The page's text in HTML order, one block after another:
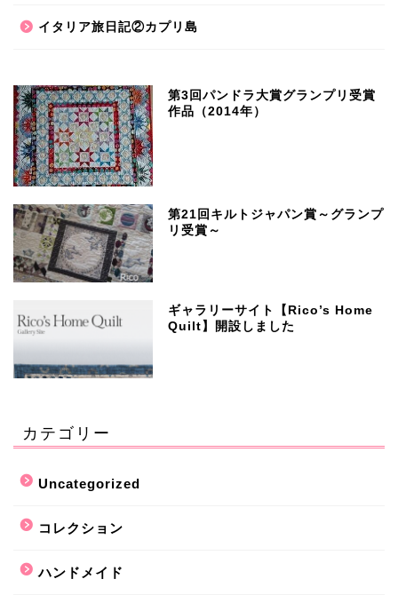
イタリア旅日記②カプリ島
第3回パンドラ大賞グランプリ受賞
作品（2014年）
第21回キルトジャパン賞～グランプ
リ受賞～
ギャラリーサイト【Rico’s Home
Quilt】開設しました
カテゴリー
Uncategorized
コレクション
ハンドメイド